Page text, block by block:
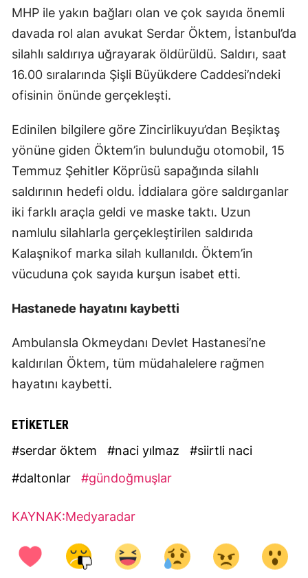
MHP ile yakın bağları olan ve çok sayıda önemli
davada rol alan avukat Serdar Öktem, İstanbul’da
silahlı saldırıya uğrayarak öldürüldü. Saldırı, saat
16.00 sıralarında Şişli Büyükdere Caddesi’ndeki
ofisinin önünde gerçekleşti.
Edinilen bilgilere göre Zincirlikuyu’dan Beşiktaş
yönüne giden Öktem’in bulunduğu otomobil, 15
Temmuz Şehitler Köprüsü sapağında silahlı
saldırının hedefi oldu. İddialara göre saldırganlar
iki farklı araçla geldi ve maske taktı. Uzun
namlulu silahlarla gerçekleştirilen saldırıda
Kalaşnikof marka silah kullanıldı. Öktem’in
vücuduna çok sayıda kurşun isabet etti.
Hastanede hayatını kaybetti
Ambulansla Okmeydanı Devlet Hastanesi’ne
kaldırılan Öktem, tüm müdahalelere rağmen
hayatını kaybetti.
ETİKETLER
#serdar öktem
#naci yılmaz
#siirtli naci
#daltonlar
#gündoğmuşlar
KAYNAK:Medyaradar